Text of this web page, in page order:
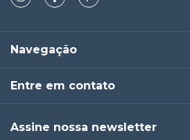
Navegação
Entre em contato
Assine nossa newsletter